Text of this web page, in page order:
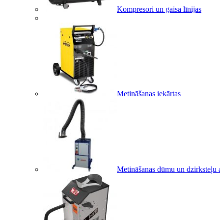
Kompresori un gaisa līnijas
Metināšanas iekārtas
Metināšanas dūmu un dzirksteļu